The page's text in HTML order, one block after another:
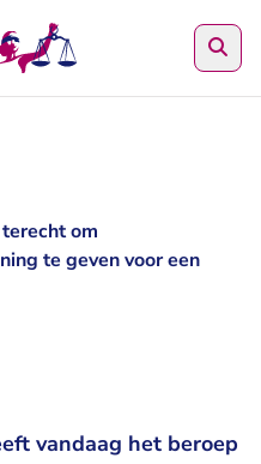
om
te geven voor een
vandaag het beroep